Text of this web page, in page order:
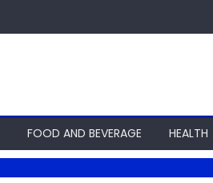
FOOD AND BEVERAGE HEALTH